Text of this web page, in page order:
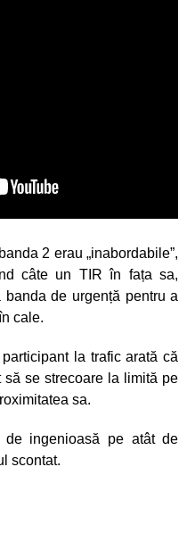
2 erau „inabordabile”,
câte un TIR în fața sa,
de urgență pentru a
cale.
la trafic arată că
se strecoare la limită pe
sa.
ingenioasă pe atât de
scontat.